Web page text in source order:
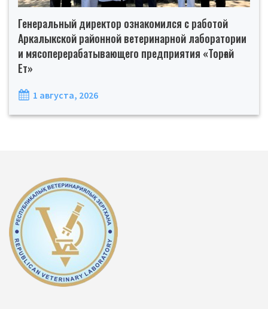
Генеральный директор ознакомился с работой
Аркалыкской районной ветеринарной лаборатории
и мясоперерабатывающего предприятия «Торғай
Ет»
1 августа, 2026